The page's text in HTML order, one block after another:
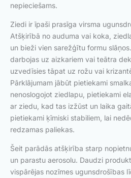
nepieciešams.
Ziedi ir īpaši prasīga virsma
Atšķirībā no auduma vai koka,
un bieži vien sarežģītu formu
darbojas uz aizkariem vai teātra
uzvedīsies tāpat uz rožu vai
Pārklājumam jābūt pietiekami
nenoslogojot ziedlapu, pietiekami
ar ziedu, kad tas izžūst un laika
pietiekami ķīmiski stabiliem, lai
redzamas paliekas.
Šeit parādās atšķirība starp
un parastu aerosolu. Daudzi
vispārējas nozīmes ugunsdrošības